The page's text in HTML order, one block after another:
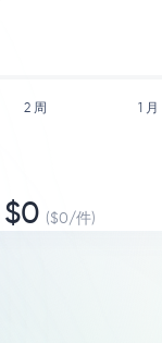
2 周 1 月
$0 ($0/件)